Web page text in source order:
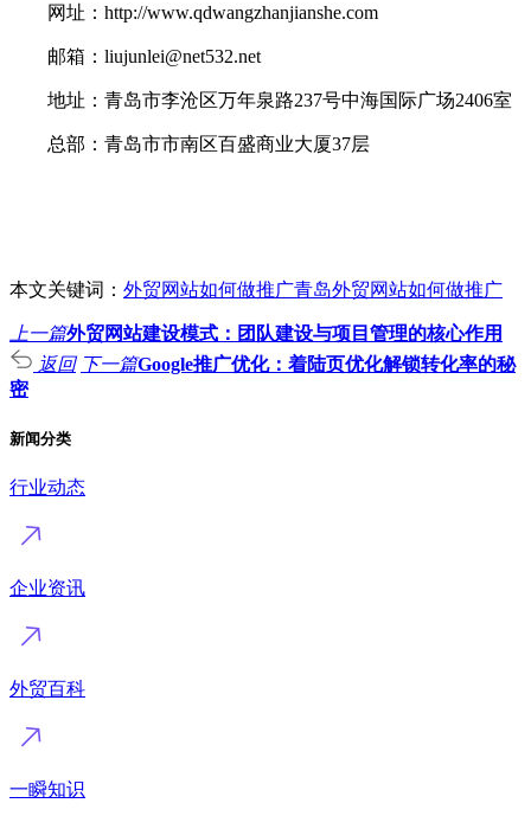
网址：http://www.qdwangzhanjianshe.com
邮箱：liujunlei@net532.net
地址：青岛市李沧区万年泉路237号中海国际广场2406室
总部：青岛市市南区百盛商业大厦37层
本文关键词： 外贸网站如何做推广青岛外贸网站如何做推广
上一篇外贸网站建设模式：团队建设与项目管理的核心作用
返回 下一篇Google推广优化：着陆页优化解锁转化率的秘
密
新闻分类
行业动态
企业资讯
外贸百科
一瞬知识